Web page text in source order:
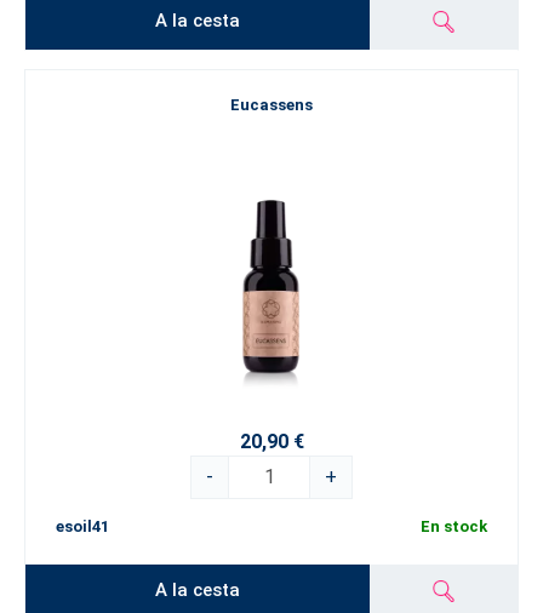
A la cesta
Eucassens
20,90 €
-
+
esoil41 En stock
A la cesta